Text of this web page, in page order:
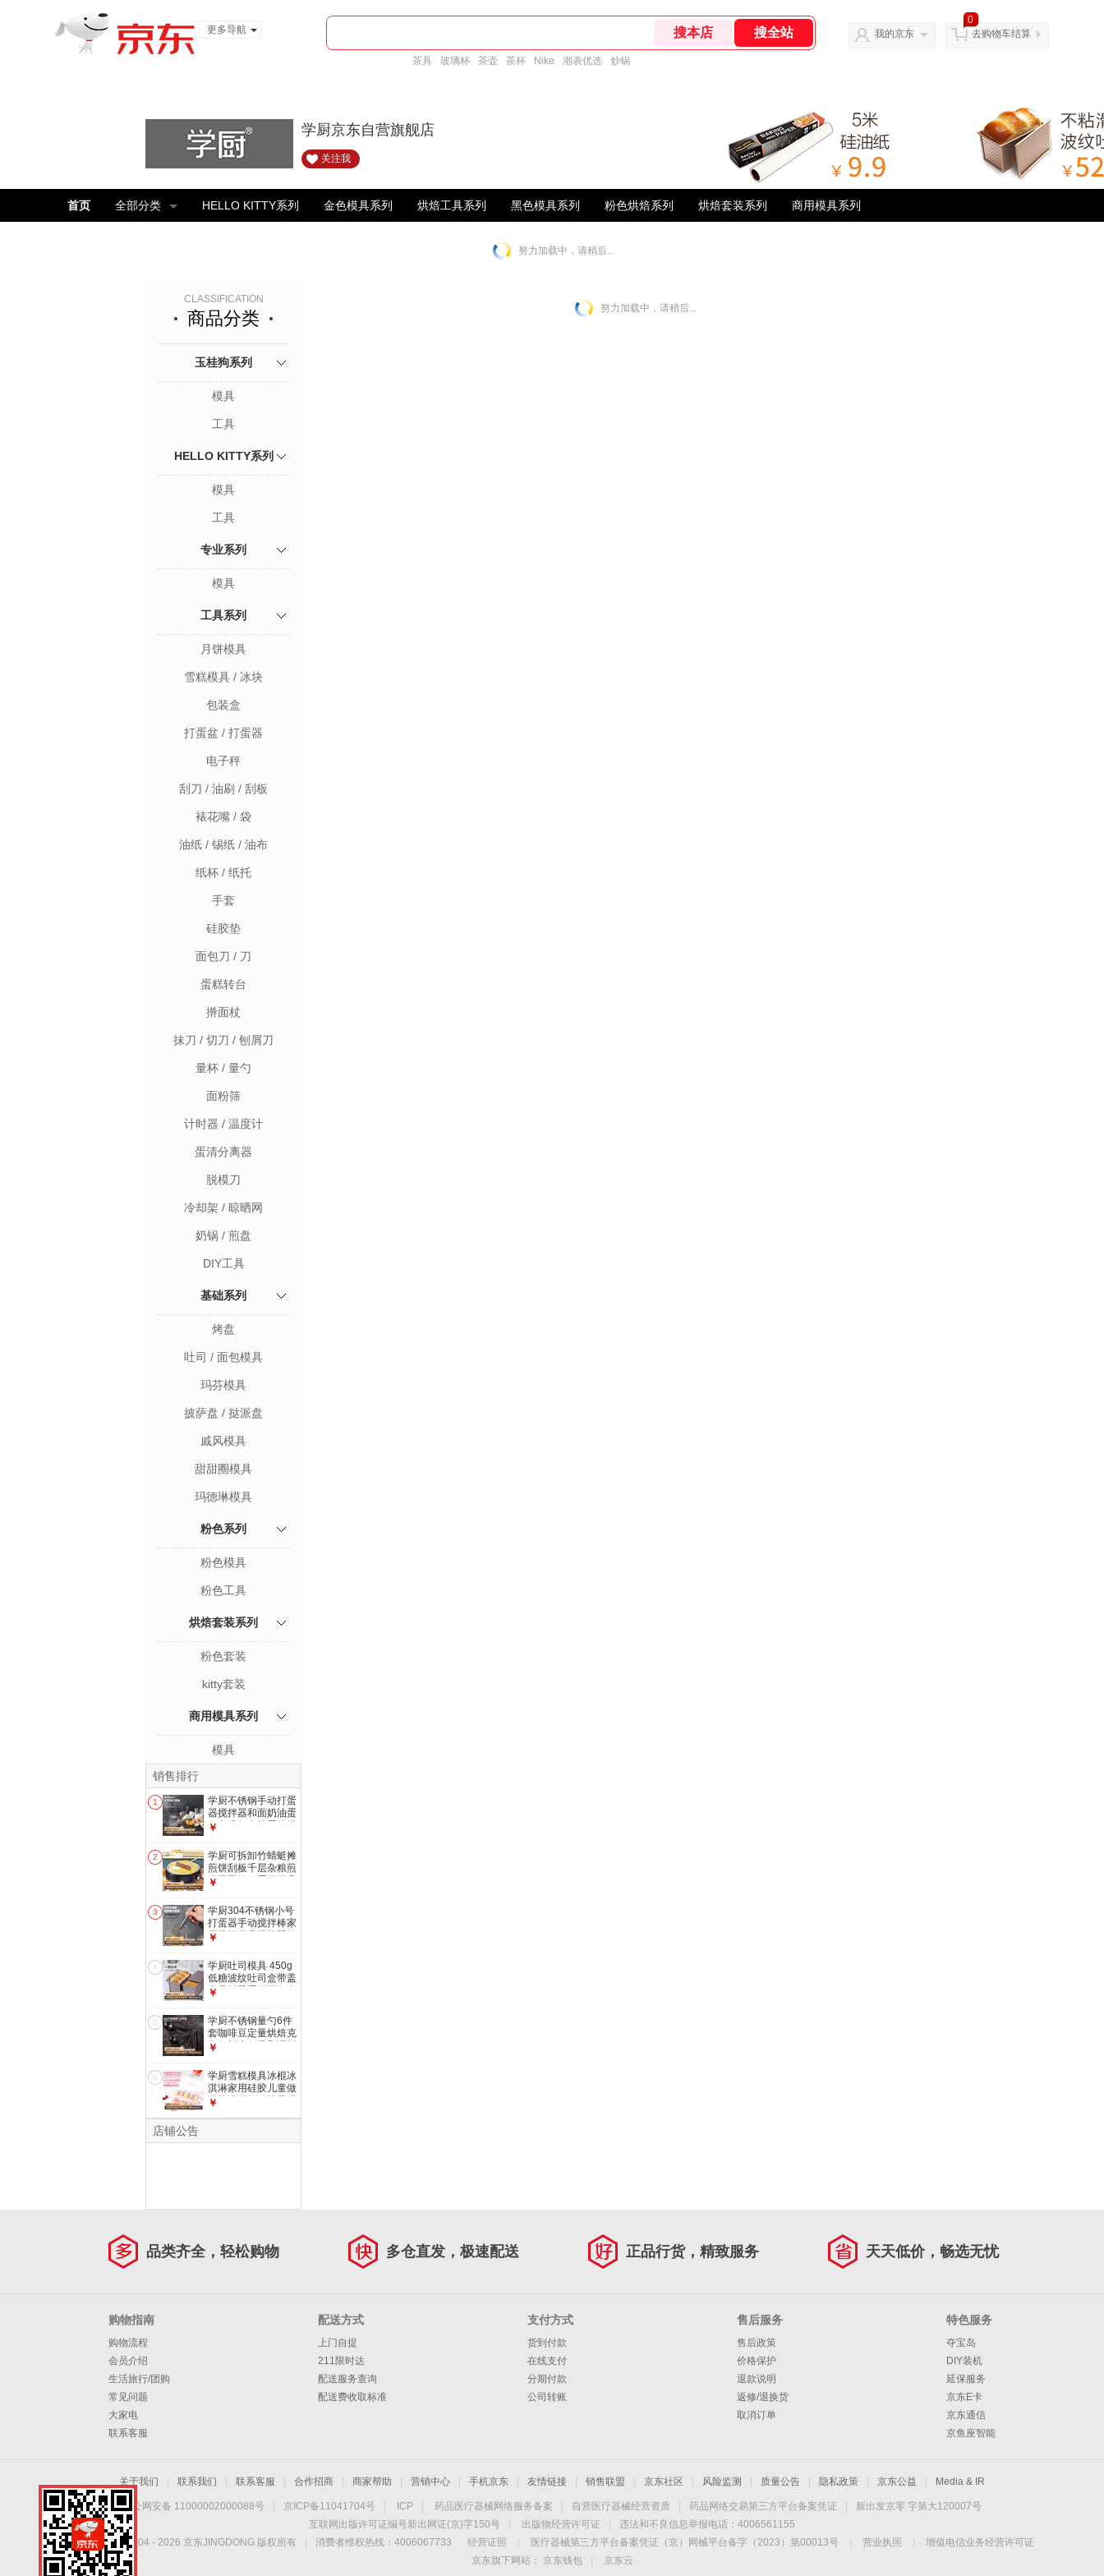
更多导航
茶具 玻璃杯 茶壶 茶杯 Nike 潮表优选 炒锅
我的京东
0
去购物车结算
学厨京东自营旗舰店
关注我
首页 全部分类 HELLO KITTY系列 金色模具系列 烘焙工具系列 黑色模具系列 粉色烘焙系列 烘焙套装系列 商用模具系列
努力加载中，请稍后...
CLASSIFICATION
商品分类
玉桂狗系列
模具
工具
HELLO KITTY系列
模具
工具
专业系列
模具
工具系列
月饼模具
雪糕模具 / 冰块
包装盒
打蛋盆 / 打蛋器
电子秤
刮刀 / 油刷 / 刮板
裱花嘴 / 袋
油纸 / 锡纸 / 油布
纸杯 / 纸托
手套
硅胶垫
面包刀 / 刀
蛋糕转台
擀面杖
抹刀 / 切刀 / 刨屑刀
量杯 / 量勺
面粉筛
计时器 / 温度计
蛋清分离器
脱模刀
冷却架 / 晾晒网
奶锅 / 煎盘
DIY工具
基础系列
烤盘
吐司 / 面包模具
玛芬模具
披萨盘 / 挞派盘
戚风模具
甜甜圈模具
玛德琳模具
粉色系列
粉色模具
粉色工具
烘焙套装系列
粉色套装
kitty套装
商用模具系列
模具
销售排行
1
学厨不锈钢手动打蛋
器搅拌器和面奶油蛋
白咖啡打发棒蛋抽烘
￥
2
学厨可拆卸竹蜻蜓摊
煎饼刮板千层杂粮煎
饼果子烙鸡蛋饼工具
￥
3
学厨304不锈钢小号
打蛋器手动搅拌棒家
用烘焙工具搅拌器奶
￥
4
学厨吐司模具 450g
低糖波纹吐司盒带盖
古早抖臀蛋糕面包土
￥
5
学厨不锈钢量勺6件
套咖啡豆定量烘焙克
数勺刻度勺量匙调料
￥
6
学厨雪糕模具冰棍冰
淇淋家用硅胶儿童做
冰棒冰糕奶酪棒果冻
￥
店铺公告
努力加载中，请稍后...
品类齐全，轻松购物 多仓直发，极速配送 正品行货，精致服务 天天低价，畅选无忧
购物指南
购物流程
会员介绍
生活旅行/团购
常见问题
大家电
联系客服
配送方式
上门自提
211限时达
配送服务查询
配送费收取标准
支付方式
货到付款
在线支付
分期付款
公司转账
售后服务
售后政策
价格保护
退款说明
返修/退换货
取消订单
特色服务
夺宝岛
DIY装机
延保服务
京东E卡
京东通信
京鱼座智能
关于我们 联系我们 联系客服 合作招商 商家帮助 营销中心 手机京东 友情链接 销售联盟 京东社区 风险监测 质量公告 隐私政策 京东公益 Media & IR
京公网安备 11000002000088号 京ICP备11041704号 ICP 药品医疗器械网络服务备案 自营医疗器械经营资质 药品网络交易第三方平台备案凭证
新出发京零 字第大120007号
互联网出版许可证编号新出网证(京)字150号
出版物经营许可证
违法和不良信息举报电话：4006561155
Copyright © 2004 - 2026 京东JINGDONG 版权所有 消费者维权热线：4006067733 经营证照 医疗器械第三方平台备案凭证（京）网械平台备字（2023）第00013号 营业执照
增值电信业务经营许可证
京东旗下网站：
京东钱包 京东云